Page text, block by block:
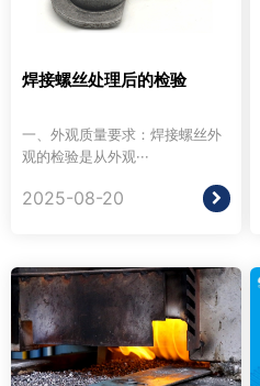
焊接螺丝处理后的检验
一、外观质量要求：焊接螺丝外
观的检验是从外观···
2025-08-20